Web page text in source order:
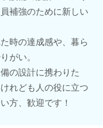
補強のために新しい
時の達成感や、暮ら
がい。
の設計に携わりた
れども人の役に立つ
方、歓迎です！